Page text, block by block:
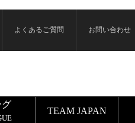
よくあるご質問 お問い合わせ
TEAM JAPAN